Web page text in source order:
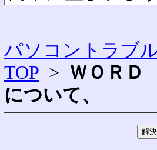
パソコントラブ
TOP > ＷＯＲＤ
について、